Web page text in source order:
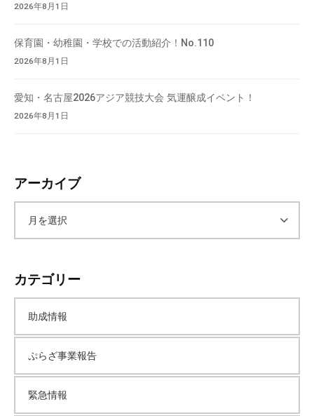
2026年8月1日
保育園・幼稚園・学校での活動紹介！No.110
2026年8月1日
愛知・名古屋2026アジア競技大会 気運醸成イベント！
2026年8月1日
アーカイブ
カ
イ
ブ
カテゴリー
助成情報
ぷらざ事業報告
緊急情報